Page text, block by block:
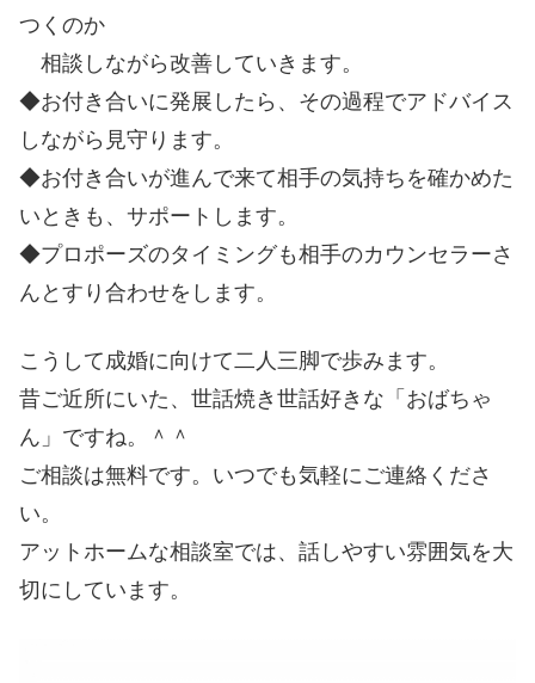
つくのか
相談しながら改善していきます。
◆お付き合いに発展したら、その過程でアドバイス
しながら見守ります。
◆お付き合いが進んで来て相手の気持ちを確かめた
いときも、サポートします。
◆プロポーズのタイミングも相手のカウンセラーさ
んとすり合わせをします。
こうして成婚に向けて二人三脚で歩みます。
昔ご近所にいた、世話焼き世話好きな「おばちゃ
ん」ですね。＾＾
ご相談は無料です。いつでも気軽にご連絡くださ
い。
アットホームな相談室では、話しやすい雰囲気を大
切にしています。